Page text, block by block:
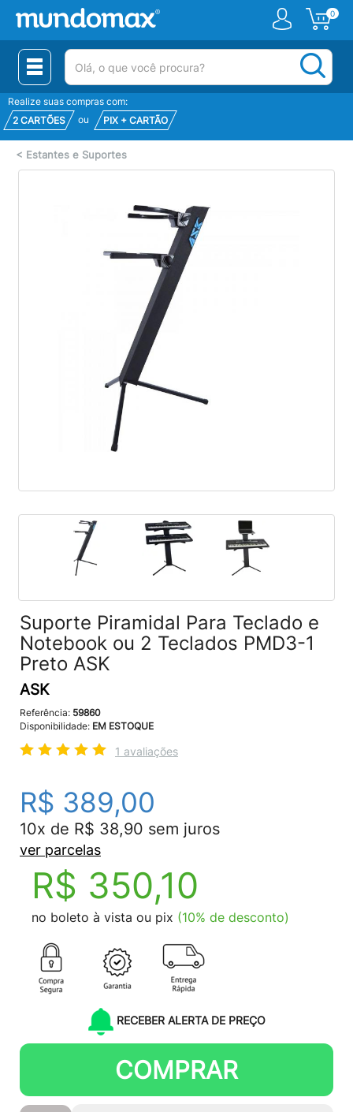
0
(pesquisar)
Realize suas compras com:
2 CARTÕES
ou PIX + CARTÃO
< Estantes e Suportes
Suporte Piramidal Para Teclado e
Notebook ou 2 Teclados PMD3-1
Preto ASK
ASK
Referência: 59860
Disponibilidade: EM ESTOQUE
1 avaliações
R$ 389,00
10x de R$ 38,90 sem juros
ver parcelas
R$ 350,10
no boleto à vista ou pix (10% de desconto)
RECEBER ALERTA DE PREÇO
COMPRAR